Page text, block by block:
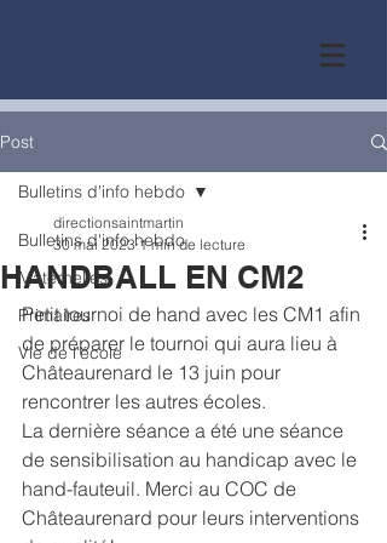
Post
Bulletins d'info hebdo
Maternelles
Primaires
Vie de l'école
Bulletins d'info hebdo
HANDBALL EN CM2
directionsaintmartin
30 mai 2023 1 min de lecture
Petit tournoi de hand avec les CM1 afin
de préparer le tournoi qui aura lieu à
Châteaurenard le 13 juin pour
rencontrer les autres écoles.
La dernière séance a été une séance
de sensibilisation au handicap avec le
hand-fauteuil. Merci au COC de
Châteaurenard pour leurs interventions